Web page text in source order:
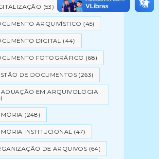
(53)
ARQUIVÍSTICO (45)
DIGITAL (44)
FOTOGRÁFICO (68)
DE DOCUMENTOS (263)
EM ARQUIVOLOGIA
(248)
INSTITUCIONAL (47)
DE ARQUIVOS (64)